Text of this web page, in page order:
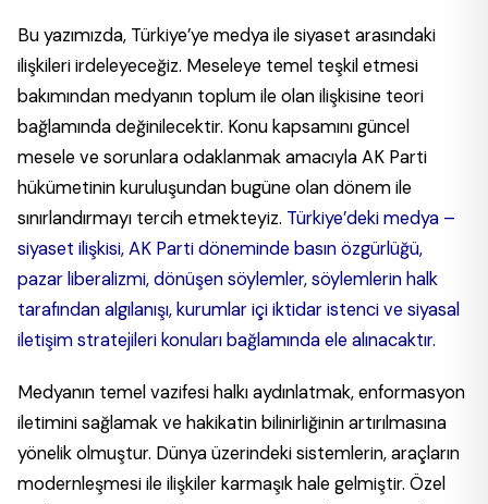
Bu yazımızda, Türkiye’ye medya ile siyaset arasındaki
ilişkileri irdeleyeceğiz. Meseleye temel teşkil etmesi
bakımından medyanın toplum ile olan ilişkisine teori
bağlamında değinilecektir. Konu kapsamını güncel
mesele ve sorunlara odaklanmak amacıyla AK Parti
hükümetinin kuruluşundan bugüne olan dönem ile
sınırlandırmayı tercih etmekteyiz. Türkiye’deki medya –
siyaset ilişkisi, AK Parti döneminde basın özgürlüğü,
pazar liberalizmi, dönüşen söylemler, söylemlerin halk
tarafından algılanışı, kurumlar içi iktidar istenci ve siyasal
iletişim stratejileri konuları bağlamında ele alınacaktır.
Medyanın temel vazifesi halkı aydınlatmak, enformasyon
iletimini sağlamak ve hakikatin bilinirliğinin artırılmasına
yönelik olmuştur. Dünya üzerindeki sistemlerin, araçların
modernleşmesi ile ilişkiler karmaşık hale gelmiştir. Özel